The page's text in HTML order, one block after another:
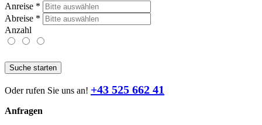
Anreise *
Abreise *
Anzahl
Suche starten
Oder rufen Sie uns an! +43 525 662 41
Anfragen